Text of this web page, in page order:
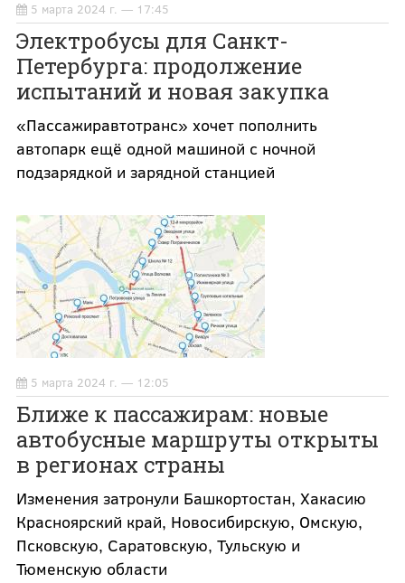
5 марта 2024 г. — 17:45
Электробусы для Санкт-
Петербурга: продолжение
испытаний и новая закупка
«Пассажиравтотранс» хочет пополнить
автопарк ещё одной машиной с ночной
подзарядкой и зарядной станцией
5 марта 2024 г. — 12:05
Ближе к пассажирам: новые
автобусные маршруты открыты
в регионах страны
Изменения затронули Башкортостан, Хакасию
Красноярский край, Новосибирскую, Омскую,
Псковскую, Саратовскую, Тульскую и
Тюменскую области